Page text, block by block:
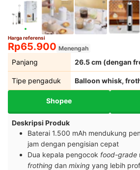
Harga referensi
Rp65.900 Menengah
Panjang 26.5 cm (dengan
Tipe pengaduk Balloon whisk,
Shopee
Deskripsi Produk
Baterai 1.500 mAh mendukung
jam dengan pengisian cepat
Dua kepala pengocok food-grade
frothing dan mixing yang lebih